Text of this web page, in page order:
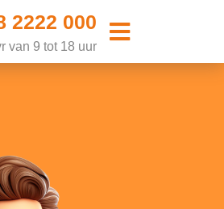
2222 000
van 9 tot 18 uur